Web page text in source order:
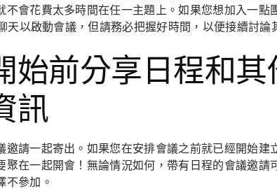
不會花費太多時間在任一主題上。如果您想加入一點
天以啟動會議，但請務必把握好時間，以便接續討論
始前分享日程和其
訊
邀請一起寄出。如果您在安排會議之前就已經開始建
聚在一起開會！無論情況如何，帶有日程的會議邀請
不參加。